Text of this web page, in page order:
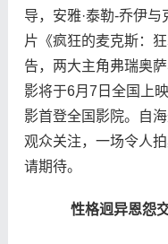
导，安雅·泰勒-乔伊
片《疯狂的麦克斯：
告，两大主角弗瑞奥
影将于6月7日全国上
影首登全国影院。自
观众关注，一场令人
请期待。
性格迥异恩怨